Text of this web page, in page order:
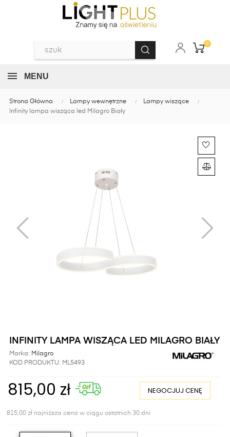
0
MENU
Strona Główna Lampy wewnętrzne
Lampy wiszące
Infinity lampa wisząca led Milagro Biały
INFINITY LAMPA WISZĄCA LED MILAGRO BIAŁY
Marka: Milagro
KOD PRODUKTU: ML5493
815,00 zł NEGOCJUJ CENĘ
815,00 zł najniższa cena w ciągu ostatnich 30 dni